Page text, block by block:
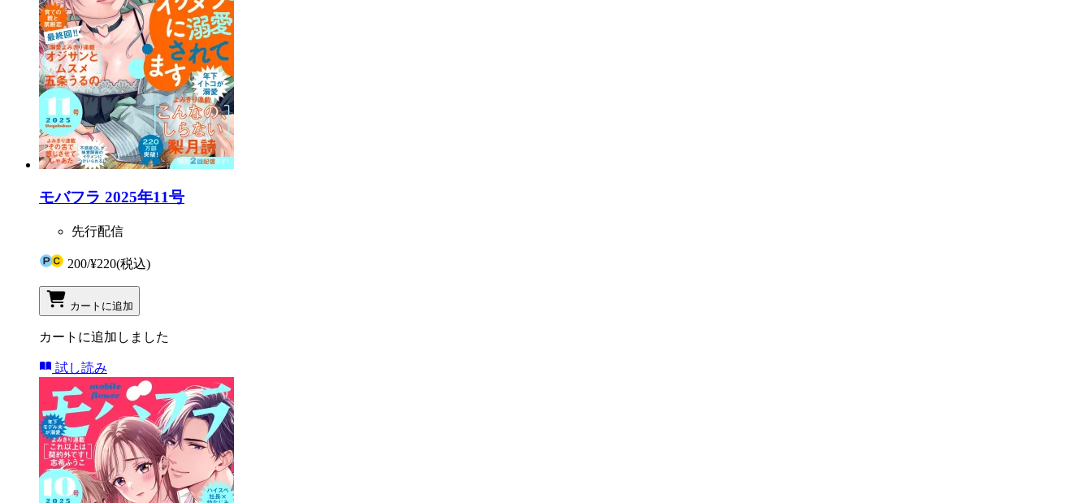
モバフラ 2025年11号
先行配信
200/¥220(税込)
カートに追加
カートに追加しました
試し読み